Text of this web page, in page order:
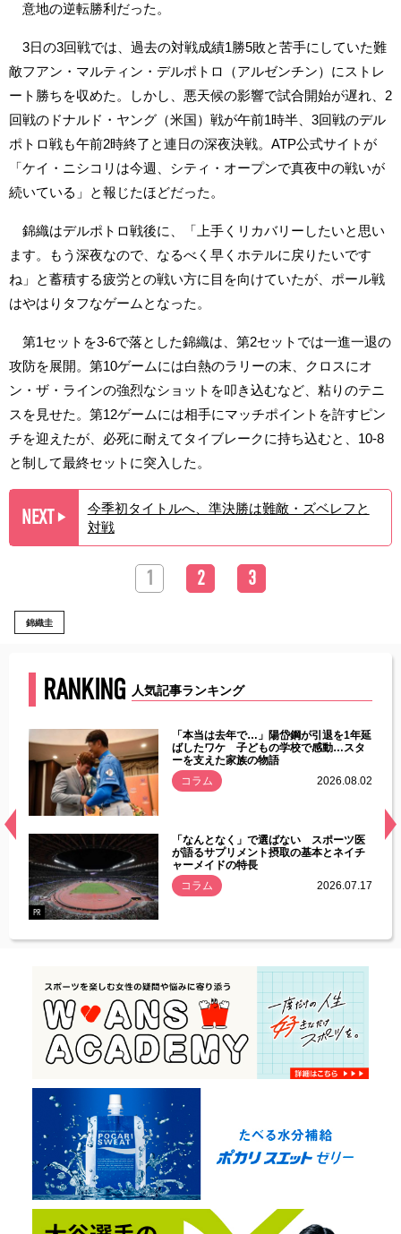
意地の逆転勝利だった。
3日の3回戦では、過去の対戦成績1勝5敗と苦手にしていた難
敵フアン・マルティン・デルポトロ（アルゼンチン）にストレ
ート勝ちを収めた。しかし、悪天候の影響で試合開始が遅れ、2
回戦のドナルド・ヤング（米国）戦が午前1時半、3回戦のデル
ポトロ戦も午前2時終了と連日の深夜決戦。ATP公式サイトが
「ケイ・ニシコリは今週、シティ・オープンで真夜中の戦いが
続いている」と報じたほどだった。
錦織はデルポトロ戦後に、「上手くリカバリーしたいと思い
ます。もう深夜なので、なるべく早くホテルに戻りたいです
ね」と蓄積する疲労との戦い方に目を向けていたが、ポール戦
はやはりタフなゲームとなった。
第1セットを3-6で落とした錦織は、第2セットでは一進一退の
攻防を展開。第10ゲームには白熱のラリーの末、クロスにオ
ン・ザ・ラインの強烈なショットを叩き込むなど、粘りのテニ
スを見せた。第12ゲームには相手にマッチポイントを許すピン
チを迎えたが、必死に耐えてタイブレークに持ち込むと、10-8
と制して最終セットに突入した。
NEXT ▶︎
今季初タイトルへ、準決勝は難敵・ズベレフと
対戦
1 2 3
錦織圭
RANKING 人気記事ランキング
常
「本当は去年で…」陽岱鋼が引退を1年延
ばしたワケ 子どもの学校で感動…スタ
ーを支えた家族の物語
コラム
2026.08.02
PR
「なんとなく」で選ばない スポーツ医
が語るサプリメント摂取の基本とネイチ
ャーメイドの特長
コラム
2026.07.17